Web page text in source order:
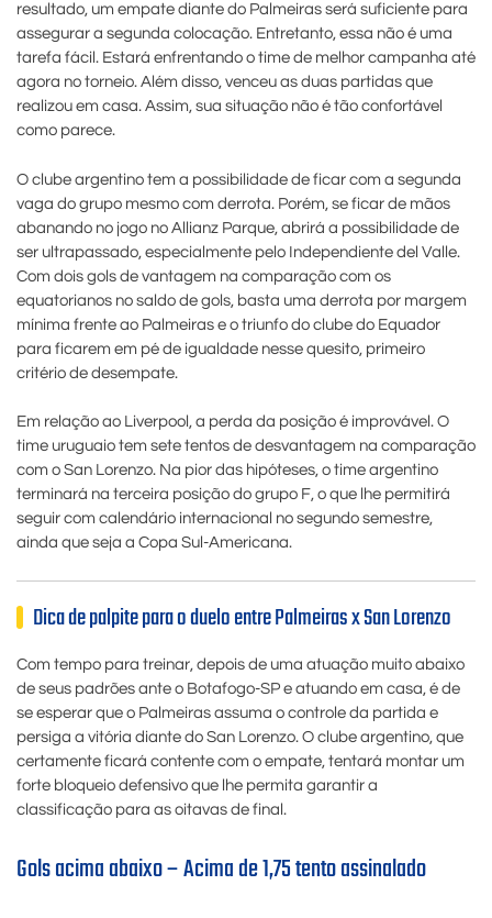
resultado, um empate diante do Palmeiras será suficiente para
assegurar a segunda colocação. Entretanto, essa não é uma
tarefa fácil. Estará enfrentando o time de melhor campanha até
agora no torneio. Além disso, venceu as duas partidas que
realizou em casa. Assim, sua situação não é tão confortável
como parece.
O clube argentino tem a possibilidade de ficar com a segunda
vaga do grupo mesmo com derrota. Porém, se ficar de mãos
abanando no jogo no Allianz Parque, abrirá a possibilidade de
ser ultrapassado, especialmente pelo Independiente del Valle.
Com dois gols de vantagem na comparação com os
equatorianos no saldo de gols, basta uma derrota por margem
mínima frente ao Palmeiras e o triunfo do clube do Equador
para ficarem em pé de igualdade nesse quesito, primeiro
critério de desempate.
Em relação ao Liverpool, a perda da posição é improvável. O
time uruguaio tem sete tentos de desvantagem na comparação
com o San Lorenzo. Na pior das hipóteses, o time argentino
terminará na terceira posição do grupo F, o que lhe permitirá
seguir com calendário internacional no segundo semestre,
ainda que seja a Copa Sul-Americana.
Dica de palpite para o duelo entre Palmeiras x San Lorenzo
Com tempo para treinar, depois de uma atuação muito abaixo
de seus padrões ante o Botafogo-SP e atuando em casa, é de
se esperar que o Palmeiras assuma o controle da partida e
persiga a vitória diante do San Lorenzo. O clube argentino, que
certamente ficará contente com o empate, tentará montar um
forte bloqueio defensivo que lhe permita garantir a
classificação para as oitavas de final.
Gols acima abaixo – Acima de 1,75 tento assinalado